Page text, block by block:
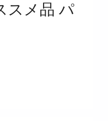
スメ品 パ